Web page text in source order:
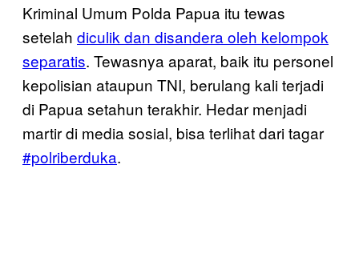
Kriminal Umum Polda Papua itu tewas
setelah diculik dan disandera oleh kelompok
separatis. Tewasnya aparat, baik itu personel
kepolisian ataupun TNI, berulang kali terjadi
di Papua setahun terakhir. Hedar menjadi
martir di media sosial, bisa terlihat dari tagar
#polriberduka.